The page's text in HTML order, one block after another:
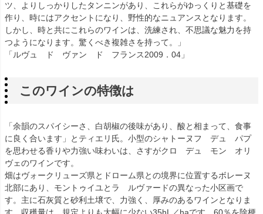
ツ、よりしっかりしたタンニンがあり、これらがゆっくりと基礎を
作り、時にはアクセントになり、野性的なニュアンスとなります。
しかし、時と共にこれらのワインは、洗練され、不思議な魅力を持
つようになります。驚くべき複雑さを持って。」
「ルヴュ ド ヴァン ド フランス2009．04」
このワインの特徴は
「余韻のスパイシーさ、白胡椒の後味があり、酸と相まって、食事
に良く合います」とティエリ氏。小型のシャトーヌフ デュ パプ
を思わせる香りや力強い味わいは、さすがクロ デュ モン オリ
ヴェのワインです。
畑はヴォークリューズ県とドローム県との境界に位置するボレーヌ
北部にあり、モントゥイユとラ ルヴァードの異なった小区画で
す。主に石灰質と砂利土壌で、力強く、厚みのあるワインとなりま